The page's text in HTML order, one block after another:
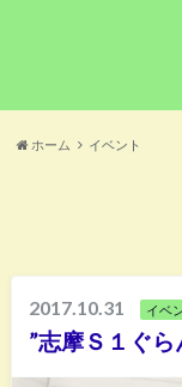
ホーム イベント
2017.10.31 イベ
”志摩Ｓ１ぐ